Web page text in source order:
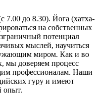
7.00 до 8.30). Йога (хатха-
на собственных
потенциал
мыслей, научиться
миром. Как и во
мы доверяем процесс
профессионалам. Наши
гуру и имеют
опыт.